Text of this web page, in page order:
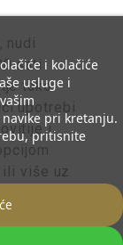
nudi
sati
tako
upotrebi
i
ili više uz
ovo je
ovisi o
i kolačiće
usluge i
pri kretanju.
pritisnite